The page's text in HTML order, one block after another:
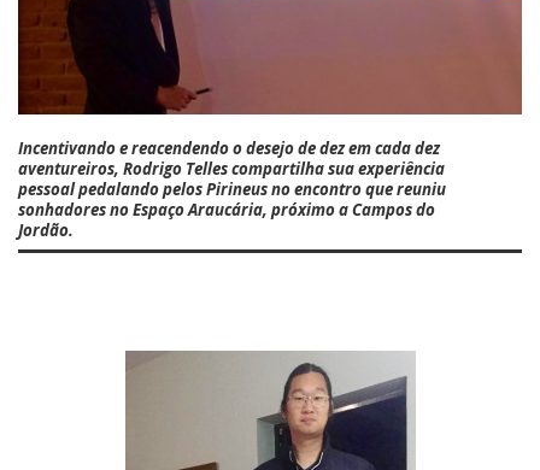
Incentivando e reacendendo o desejo de dez em cada dez
aventureiros, Rodrigo Tellescompartilha sua experiência
pessoal pedalando pelos Pirineus no encontro que reuniu
sonhadores no Espaço Araucária, próximo a Campos do
Jordão.